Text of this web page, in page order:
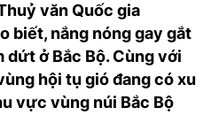
văn Quốc gia
biết, nắng nóng gay gắt
dứt ở Bắc Bộ. Cùng với
hội tụ gió đang có xu
vực vùng núi Bắc Bộ